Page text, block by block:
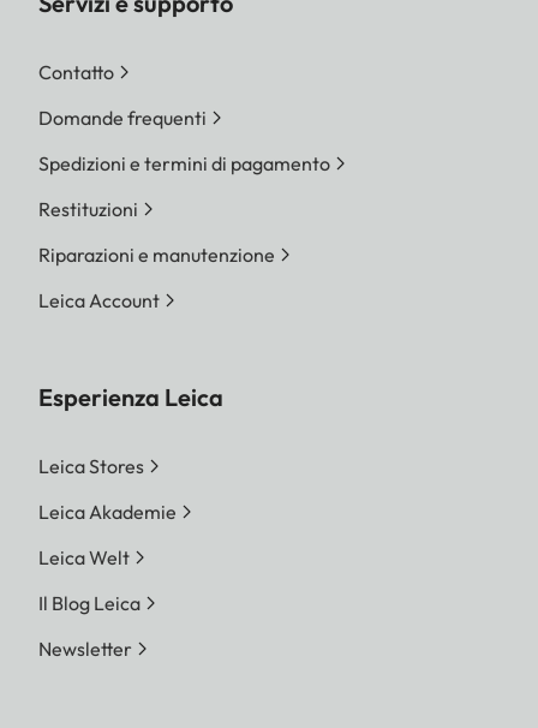
Contatto
Domande frequenti
Spedizioni e termini di pagamento
Restituzioni
Riparazioni e manutenzione
Leica Account
Esperienza Leica
Leica Stores
Leica Akademie
Leica Welt
Il Blog Leica
Newsletter